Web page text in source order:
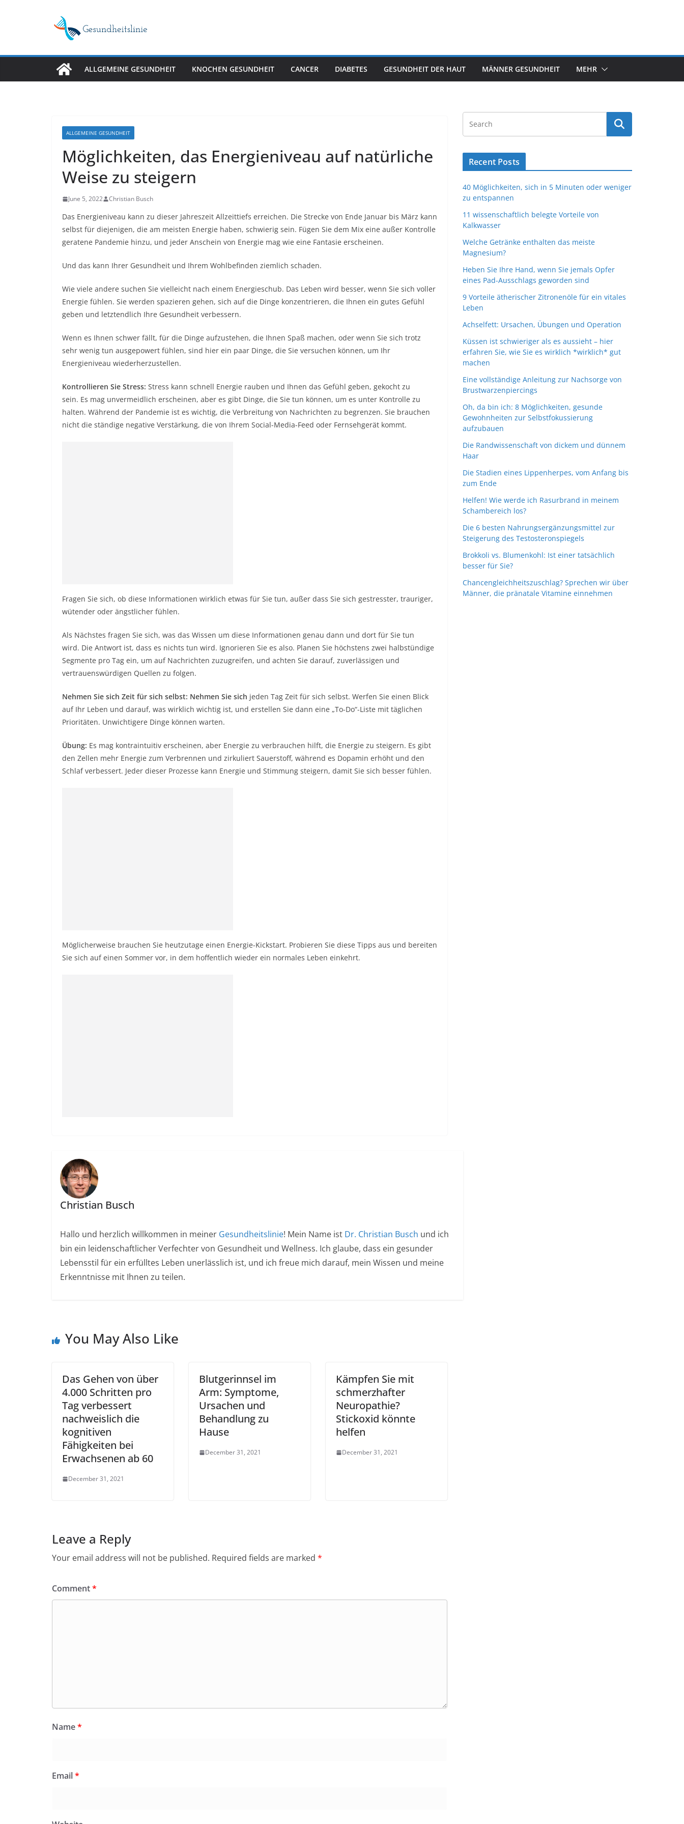
ALLGEMEINE GESUNDHEIT KNOCHEN GESUNDHEIT CANCER DIABETES GESUNDHEIT DER HAUT MÄNNER GESUNDHEIT MEHR
ALLGEMEINE GESUNDHEIT
Möglichkeiten, das Energieniveau auf natürliche
Weise zu steigern
June 5, 2022 Christian Busch
Das Energieniveau kann zu dieser Jahreszeit Allzeittiefs erreichen. Die Strecke von Ende Januar bis März kann
selbst für diejenigen, die am meisten Energie haben, schwierig sein. Fügen Sie dem Mix eine außer Kontrolle
geratene Pandemie hinzu, und jeder Anschein von Energie mag wie eine Fantasie erscheinen.
Und das kann Ihrer Gesundheit und Ihrem Wohlbefinden ziemlich schaden.
Wie viele andere suchen Sie vielleicht nach einem Energieschub. Das Leben wird besser, wenn Sie sich voller
Energie fühlen. Sie werden spazieren gehen, sich auf die Dinge konzentrieren, die Ihnen ein gutes Gefühl
geben und letztendlich Ihre Gesundheit verbessern.
Wenn es Ihnen schwer fällt, für die Dinge aufzustehen, die Ihnen Spaß machen, oder wenn Sie sich trotz
sehr wenig tun ausgepowert fühlen, sind hier ein paar Dinge, die Sie versuchen können, um Ihr
Energieniveau wiederherzustellen.
Kontrollieren Sie Stress: Stress kann schnell Energie rauben und Ihnen das Gefühl geben, gekocht zu
sein. Es mag unvermeidlich erscheinen, aber es gibt Dinge, die Sie tun können, um es unter Kontrolle zu
halten. Während der Pandemie ist es wichtig, die Verbreitung von Nachrichten zu begrenzen. Sie brauchen
nicht die ständige negative Verstärkung, die von Ihrem Social-Media-Feed oder Fernsehgerät kommt.
Fragen Sie sich, ob diese Informationen wirklich etwas für Sie tun, außer dass Sie sich gestresster, trauriger,
wütender oder ängstlicher fühlen.
Als Nächstes fragen Sie sich, was das Wissen um diese Informationen genau dann und dort für Sie tun
wird. Die Antwort ist, dass es nichts tun wird. Ignorieren Sie es also. Planen Sie höchstens zwei halbstündige
Segmente pro Tag ein, um auf Nachrichten zuzugreifen, und achten Sie darauf, zuverlässigen und
vertrauenswürdigen Quellen zu folgen.
Nehmen Sie sich Zeit für sich selbst: Nehmen Sie sich jeden Tag Zeit für sich selbst. Werfen Sie einen Blick
auf Ihr Leben und darauf, was wirklich wichtig ist, und erstellen Sie dann eine „To-Do“-Liste mit täglichen
Prioritäten. Unwichtigere Dinge können warten.
Übung: Es mag kontraintuitiv erscheinen, aber Energie zu verbrauchen hilft, die Energie zu steigern. Es gibt
den Zellen mehr Energie zum Verbrennen und zirkuliert Sauerstoff, während es Dopamin erhöht und den
Schlaf verbessert. Jeder dieser Prozesse kann Energie und Stimmung steigern, damit Sie sich besser fühlen.
Möglicherweise brauchen Sie heutzutage einen Energie-Kickstart. Probieren Sie diese Tipps aus und bereiten
Sie sich auf einen Sommer vor, in dem hoffentlich wieder ein normales Leben einkehrt.
Christian Busch
Hallo und herzlich willkommen in meinerGesundheitslinie! Mein Name ist Dr. Christian Busch und ich
bin ein leidenschaftlicher Verfechter von Gesundheit und Wellness. Ich glaube, dass ein gesunder
Lebensstil für ein erfülltes Leben unerlässlich ist, und ich freue mich darauf, mein Wissen und meine
Erkenntnisse mit Ihnen zu teilen.
You May Also Like
Das Gehen von über
4.000 Schritten pro
Tag verbessert
nachweislich die
kognitiven
Fähigkeiten bei
Erwachsenen ab 60
December 31, 2021
Blutgerinnsel im
Arm: Symptome,
Ursachen und
Behandlung zu
Hause
December 31, 2021
Kämpfen Sie mit
schmerzhafter
Neuropathie?
Stickoxid könnte
helfen
December 31, 2021
Leave a Reply
Your email address will not be published. Required fields are marked *
Comment*
Name*
Email*
Recent Posts
40 Möglichkeiten, sich in 5 Minuten oder weniger
zu entspannen
11 wissenschaftlich belegte Vorteile von
Kalkwasser
Welche Getränke enthalten das meiste
Magnesium?
Heben Sie Ihre Hand, wenn Sie jemals Opfer
eines Pad-Ausschlags geworden sind
9 Vorteile ätherischer Zitronenöle für ein vitales
Leben
Achselfett: Ursachen, Übungen und Operation
Küssen ist schwieriger als es aussieht – hier
erfahren Sie, wie Sie es wirklich *wirklich* gut
machen
Eine vollständige Anleitung zur Nachsorge von
Brustwarzenpiercings
Oh, da bin ich: 8 Möglichkeiten, gesunde
Gewohnheiten zur Selbstfokussierung
aufzubauen
Die Randwissenschaft von dickem und dünnem
Haar
Die Stadien eines Lippenherpes, vom Anfang bis
zum Ende
Helfen! Wie werde ich Rasurbrand in meinem
Schambereich los?
Die 6 besten Nahrungsergänzungsmittel zur
Steigerung des Testosteronspiegels
Brokkoli vs. Blumenkohl: Ist einer tatsächlich
besser für Sie?
Chancengleichheitszuschlag? Sprechen wir über
Männer, die pränatale Vitamine einnehmen